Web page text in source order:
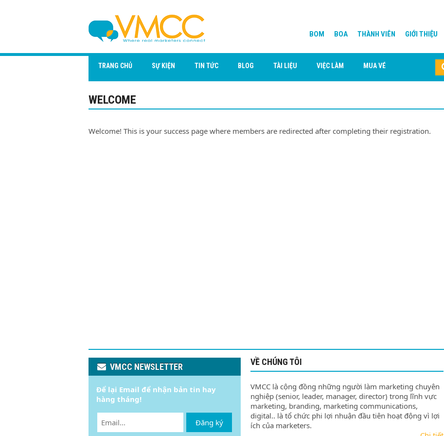
BOM BOA THÀNH VIÊN GIỚI THIỆU
TRANG CHỦ SỰ KIỆN TIN TỨC BLOG TÀI LIỆU VIỆC LÀM MUA VÉ
WELCOME
Welcome! This is your success page where members are redirected after completing their registration.
VMCC NEWSLETTER
Để lại Email để nhận bản tin hay
hàng tháng!
Đăng ký
VỀ CHÚNG TÔI
VMCC là cộng đồng những người làm marketing chuyên
nghiệp (senior, leader, manager, director) trong lĩnh vực
marketing, branding, marketing communications,
digital.. là tổ chức phi lợi nhuận đầu tiên hoạt động vì lợi
ích của marketers.